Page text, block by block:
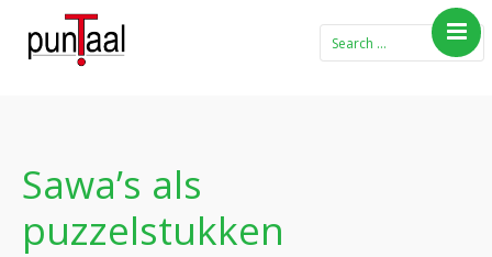
Boeken
Verhalen
Sawa’s als
puzzelstukken